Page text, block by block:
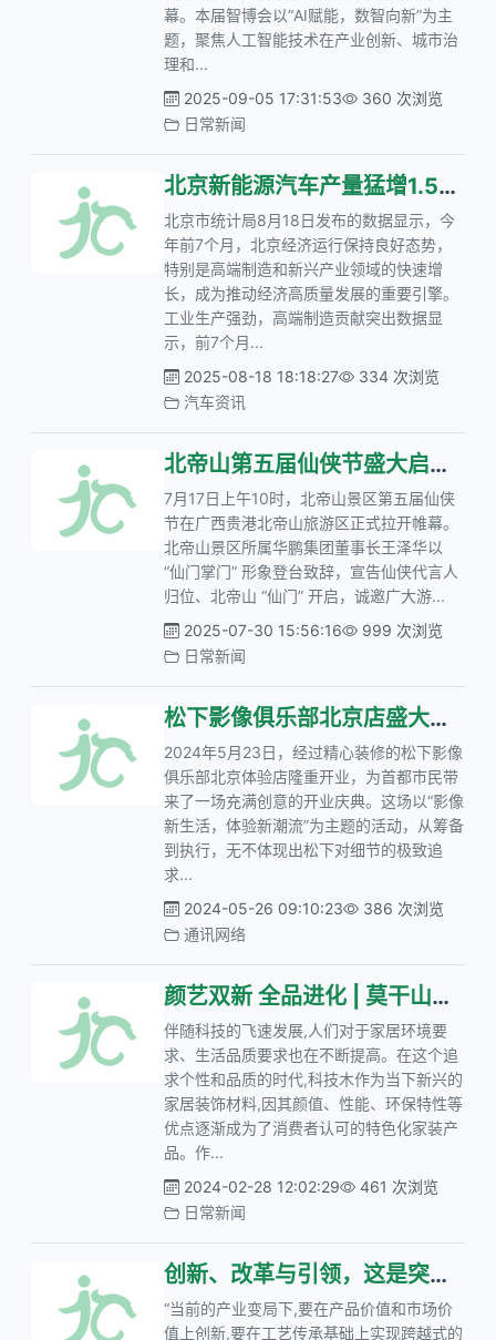
幕。本届智博会以“AI赋能，数智向新”为主
题，聚焦人工智能技术在产业创新、城市治
理和...
2025-09-05 17:31:53
360 次浏览
日常新闻
北京新能源汽车产量猛增1.5倍，高端制造引领新风潮
北京市统计局8月18日发布的数据显示，今
年前7个月，北京经济运行保持良好态势，
特别是高端制造和新兴产业领域的快速增
长，成为推动经济高质量发展的重要引擎。
工业生产强劲，高端制造贡献突出数据显
示，前7个月...
2025-08-18 18:18:27
334 次浏览
汽车资讯
北帝山第五届仙侠节盛大启幕，沉浸式体验引领文旅新潮流
7月17日上午10时，北帝山景区第五届仙侠
节在广西贵港北帝山旅游区正式拉开帷幕。
北帝山景区所属华鹏集团董事长王泽华以
“仙门掌门” 形象登台致辞，宣告仙侠代言人
归位、北帝山 “仙门” 开启，诚邀广大游...
2025-07-30 15:56:16
999 次浏览
日常新闻
松下影像俱乐部北京店盛大开业，引领影像体验新风尚
2024年5月23日，经过精心装修的松下影像
俱乐部北京体验店隆重开业，为首都市民带
来了一场充满创意的开业庆典。这场以“影像
新生活，体验新潮流”为主题的活动，从筹备
到执行，无不体现出松下对细节的极致追
求...
2024-05-26 09:10:23
386 次浏览
通讯网络
颜艺双新 全品进化 | 莫干山科技木焕新升级引领潮流新发展
伴随科技的飞速发展,人们对于家居环境要
求、生活品质要求也在不断提高。在这个追
求个性和品质的时代,科技木作为当下新兴的
家居装饰材料,因其颜值、性能、环保特性等
优点逐渐成为了消费者认可的特色化家装产
品。作...
2024-02-28 12:02:29
461 次浏览
日常新闻
创新、改革与引领，这是突围与新生的“汾酒答案”
“当前的产业变局下,要在产品价值和市场价
值上创新,要在工艺传承基础上实现跨越式的